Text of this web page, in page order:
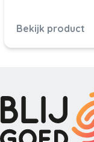
Bekijk product